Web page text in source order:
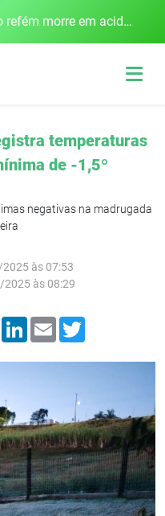
Empresário mantido como refém morre em acidente após assalto em Cerro Largo
temperaturas
de -1,5º
negativas na madrugada
às 07:53
às 08:29
WhatsApp
LinkedIn
Email